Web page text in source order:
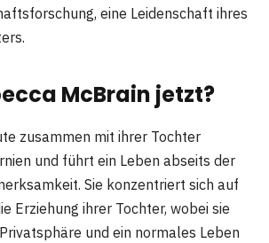
eine Leidenschaft ihres
McBrain jetzt?
zusammen mit ihrer Tochter
und führt ein Leben abseits der
Sie konzentriert sich auf
Erziehung ihrer Tochter, wobei sie
und ein normales Leben